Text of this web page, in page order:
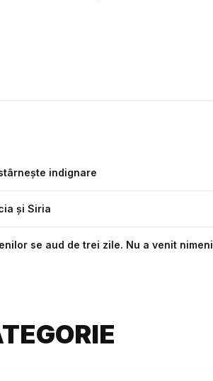
indignare
şi Siria
se aud de trei zile. Nu a venit nimeni